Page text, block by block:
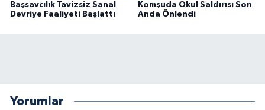
Başsavcılık Tavizsiz Sanal
Devriye Faaliyeti Başlattı
Komşuda Okul Saldırısı Son
Anda Önlendi
Yorumlar